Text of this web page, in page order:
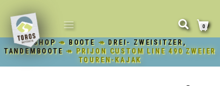
NAVIGATION
UMSCHALTEN
0
SHOP ↠ BOOTE ↠ DREI- ZWEISITZER,
TANDEMBOOTE ↠ PRIJON CUSTOM LINE 490 ZWEIER
TOUREN-KAJAK